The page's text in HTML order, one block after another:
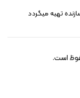
تهیه میگردد
است.